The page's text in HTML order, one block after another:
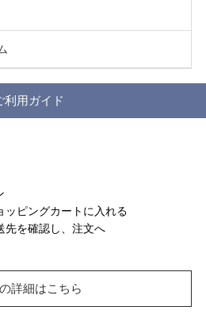
利用ガイド
ピングカートに入れる
を確認し、注文へ
詳細はこちら